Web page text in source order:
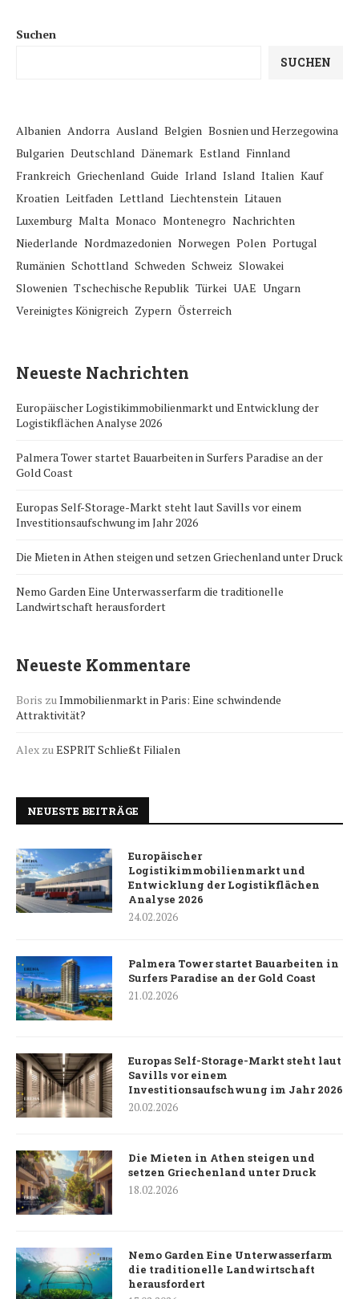
Suchen
SUCHEN
Albanien Andorra Ausland Belgien Bosnien und Herzegowina
Bulgarien Deutschland Dänemark Estland Finnland
Frankreich Griechenland Guide Irland Island Italien Kauf
Kroatien Leitfaden Lettland Liechtenstein Litauen
Luxemburg Malta Monaco Montenegro Nachrichten
Niederlande Nordmazedonien Norwegen Polen Portugal
Rumänien Schottland Schweden Schweiz Slowakei
Slowenien Tschechische Republik Türkei UAE Ungarn
Vereinigtes Königreich Zypern Österreich
Neueste Nachrichten
Europäischer Logistikimmobilienmarkt und Entwicklung der
Logistikflächen Analyse 2026
Palmera Tower startet Bauarbeiten in Surfers Paradise an der
Gold Coast
Europas Self-Storage-Markt steht laut Savills vor einem
Investitionsaufschwung im Jahr 2026
Die Mieten in Athen steigen und setzen Griechenland unter Druck
Nemo Garden Eine Unterwasserfarm die traditionelle
Landwirtschaft herausfordert
Neueste Kommentare
Boris zuImmobilienmarkt in Paris: Eine schwindende
Attraktivität?
Alex zuESPRIT Schließt Filialen
NEUESTE BEITRÄGE
Europäischer
Logistikimmobilienmarkt und
Entwicklung der Logistikflächen
Analyse 2026
24.02.2026
Palmera Tower startet Bauarbeiten in
Surfers Paradise an der Gold Coast
21.02.2026
Europas Self-Storage-Markt steht laut
Savills vor einem
Investitionsaufschwung im Jahr 2026
20.02.2026
Die Mieten in Athen steigen und
setzen Griechenland unter Druck
18.02.2026
Nemo Garden Eine Unterwasserfarm
die traditionelle Landwirtschaft
herausfordert